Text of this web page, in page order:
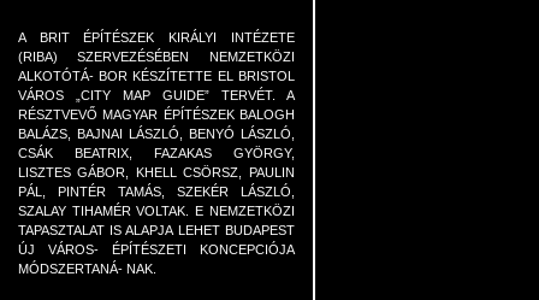
A BRIT ÉPÍTÉSZEK KIRÁLYI INTÉZETE
(RIBA) SZERVEZÉSÉBEN NEMZETKÖZI
ALKOTÓTÁ- BOR KÉSZÍTETTE EL BRISTOL
VÁROS „CITY MAP GUIDE” TERVÉT. A
RÉSZTVEVŐ MAGYAR ÉPÍTÉSZEK BALOGH
BALÁZS, BAJNAI LÁSZLÓ, BENYÓ LÁSZLÓ,
CSÁK BEATRIX, FAZAKAS GYÖRGY,
LISZTES GÁBOR, KHELL CSÖRSZ, PAULIN
PÁL, PINTÉR TAMÁS, SZEKÉR LÁSZLÓ,
SZALAY TIHAMÉR VOLTAK. E NEMZETKÖZI
TAPASZTALAT IS ALAPJA LEHET BUDAPEST
ÚJ VÁROS- ÉPÍTÉSZETI KONCEPCIÓJA
MÓDSZERTANÁ- NAK.